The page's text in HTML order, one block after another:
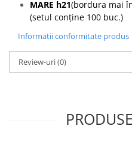
MARE h21(bordura mai
(setul conține 100 buc.)
Informatii conformitate produs
Review-uri(0)